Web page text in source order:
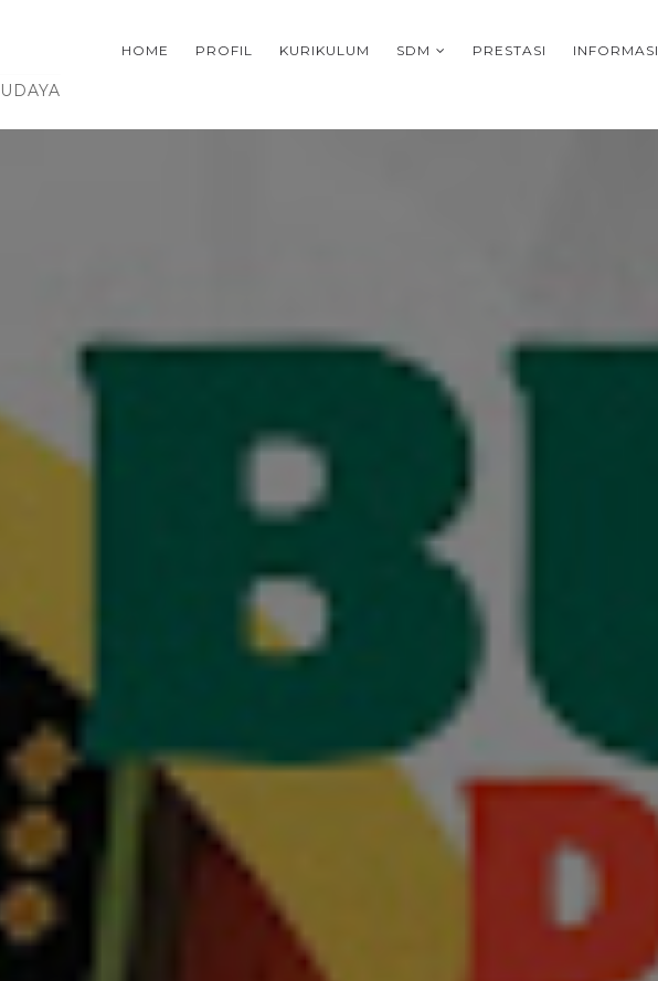
HOME PROFIL KURIKULUM SDM PRESTASI INFORMASI